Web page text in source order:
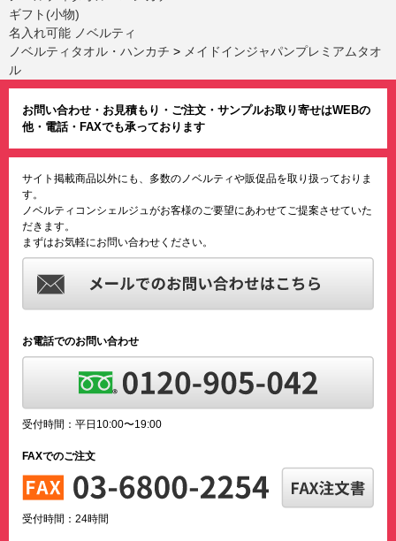
ギフト(小物)
名入れ可能 ノベルティ
ノベルティタオル・ハンカチ > メイドインジャパンプレミアムタオ
ル
お問い合わせ・お見積もり・ご注文・サンプルお取り寄せはWEBの
他・電話・FAXでも承っております
サイト掲載商品以外にも、多数のノベルティや販促品を取り扱っておりま
す。
ノベルティコンシェルジュがお客様のご要望にあわせてご提案させていた
だきます。
まずはお気軽にお問い合わせください。
お電話でのお問い合わせ
受付時間：平日10:00〜19:00
FAXでのご注文
受付時間：24時間